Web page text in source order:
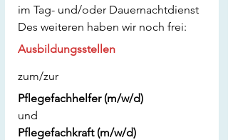
im Tag- und/oder Dauernachtdienst
Des weiteren haben wir noch frei:
Ausbildungsstellen
zum/zur
Pflegefachhelfer (m/w/d)
und
Pflegefachkraft (m/w/d)